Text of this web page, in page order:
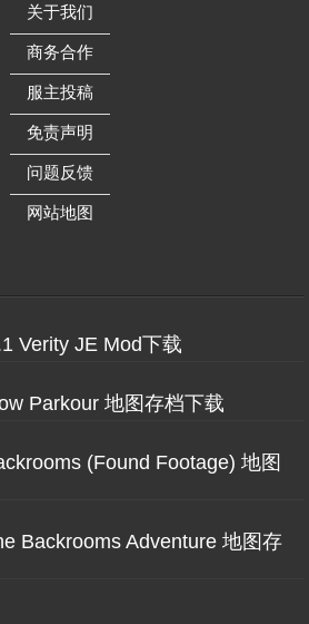
关于我们
——————
商务合作
——————
服主投稿
——————
免责声明
——————
问题反馈
——————
网站地图
Verity JE Mod下载
Parkour 地图存档下载
(Found Footage) 地图
Backrooms Adventure 地图存